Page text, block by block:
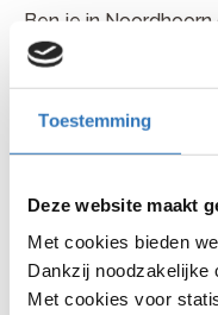
Toestemming
Deze website maakt
Met cookies bieden
Dankzij noodzakelijke
Met cookies voor
Ben je in
tweedehands fiets
je een gevarieerd
zoals Gazelle,
andere
Voordat een fiets
monteurs deze
rijklaar. Zo ben je
Het team helpt je bij